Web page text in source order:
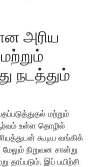
அரிய
நடத்தும்
மற்றும்
உள்ள தொழில்
கூடிய வங்கிக்
நிறுவன சான்று
தரப்படும். இப் பயிற்சி